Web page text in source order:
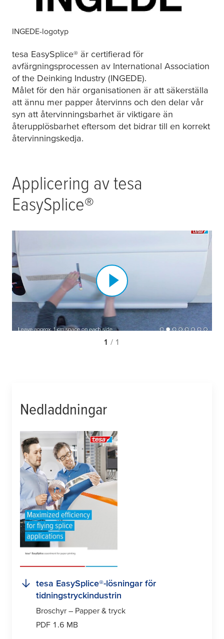
INGEDE-logotyp
tesa EasySplice® är certifierad för
avfärgningsprocessen av International Association
of the Deinking Industry (INGEDE).
Målet för den här organisationen är att säkerställa
att ännu mer papper återvinns och den delar vår
syn att återvinningsbarhet är viktigare än
återupplösbarhet eftersom det bidrar till en korrekt
återvinningskedja.
Applicering avtesa
EasySplice®
1 / 1
Nedladdningar
tesa EasySplice®-lösningar för
tidningstryckindustrin
Broschyr – Papper & tryck
PDF 1.6 MB